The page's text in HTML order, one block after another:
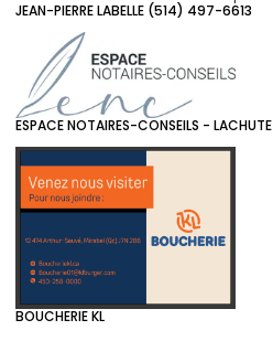
JEAN-PIERRE LABELLE (514) 497-6613
ESPACE NOTAIRES-CONSEILS - LACHUTE
BOUCHERIE KL